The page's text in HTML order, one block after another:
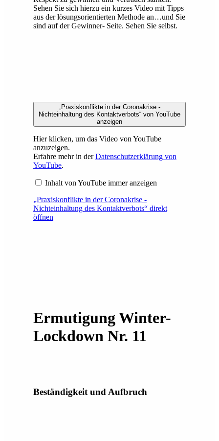
Sehen Sie sich hierzu ein kurzes Video mit Tipps
aus der lösungsorientierten Methode an…und Sie
sind auf der Gewinner- Seite. Sehen Sie selbst.
„Praxiskonflikte in der Coronakrise -
Nichteinhaltung des Kontaktverbots“ von YouTube
anzeigen
Hier klicken, um das Video von YouTube
anzuzeigen.
Erfahre mehr in derDatenschutzerklärung von
YouTube.
Inhalt von YouTube immer anzeigen
„Praxiskonflikte in der Coronakrise -
Nichteinhaltung des Kontaktverbots“ direkt
öffnen
Ermutigung Winter-
Lockdown Nr. 11
Beständigkeit und Aufbruch